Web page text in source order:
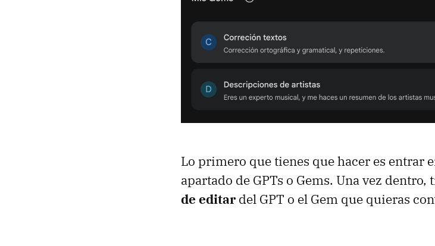
Lo primero que tienes que hacer es entrar
apartado de GPTs o Gems. Una vez dentro,
de editar del GPT o el Gem que quieras